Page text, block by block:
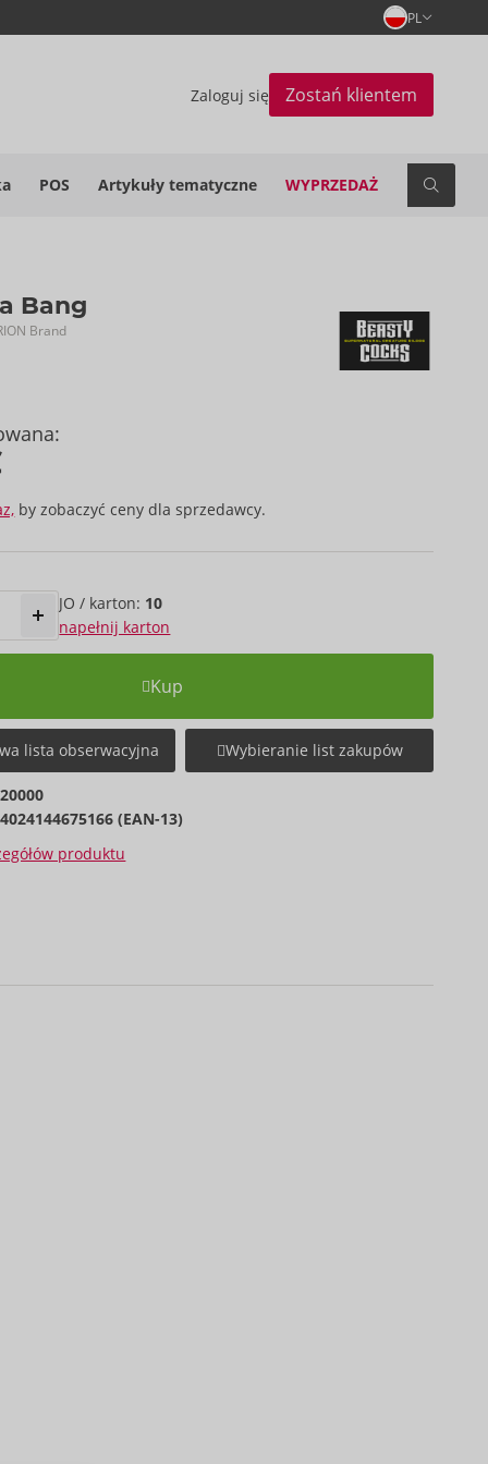
PL
Zaloguj się Zostań klientem
POS Artykuły tematyczne WYPRZEDAŻ
Bang
Brand
by zobaczyć ceny dla sprzedawcy.
JO / karton: 10
napełnij karton
Kup
lista obserwacyjna Wybieranie list zakupów
4024144675166 (EAN-13)
produktu